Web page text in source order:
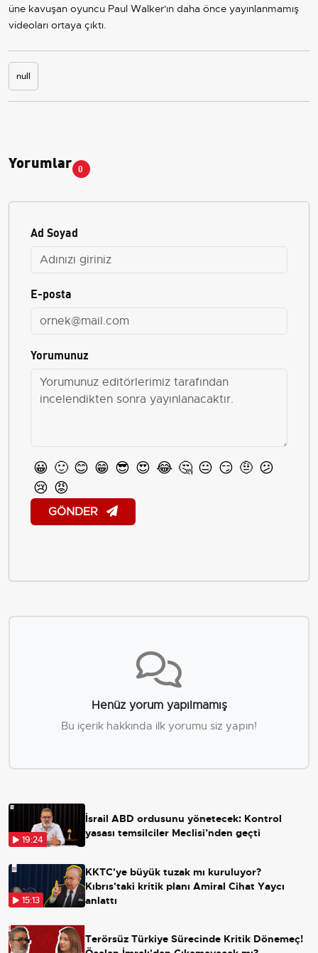
üne kavuşan oyuncu Paul Walker'ın daha önce yayınlanmamış
videoları ortaya çıktı.
null
Yorumlar 0
Ad Soyad
E-posta
Yorumunuz
😀 🙂 😊 😁 😎 😍 😂 🤔 😐 😏 🤨 😕
😢 😡
GÖNDER
Henüz yorum yapılmamış
Bu içerik hakkında ilk yorumu siz yapın!
19:24
İsrail ABD ordusunu yönetecek: Kontrol
yasası temsilciler Meclisi’nden geçti
15:13
KKTC'ye büyük tuzak mı kuruluyor?
Kıbrıs'taki kritik planı Amiral Cihat Yaycı
anlattı
Terörsüz Türkiye Sürecinde Kritik Dönemeç!